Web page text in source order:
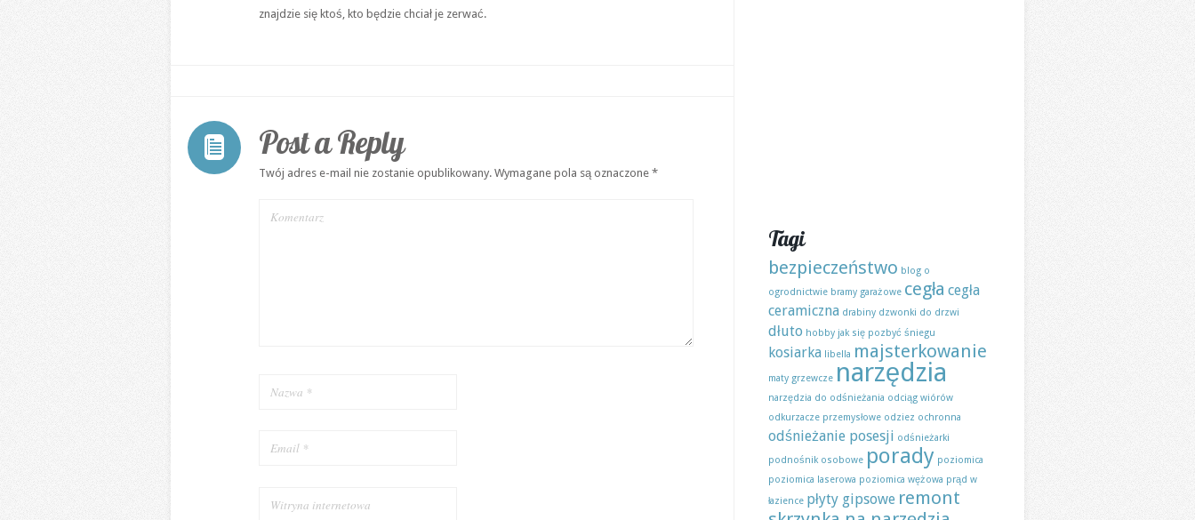
znajdzie się ktoś, kto będzie chciał je zerwać.
Post a Reply
Twój adres e-mail nie zostanie opublikowany. Wymagane pola są oznaczone *
Tagi
bezpieczeństwo blog o
ogrodnictwie bramy garażowe cegła cegła
ceramiczna drabiny dzwonki do drzwi
dłuto hobby jak się pozbyć śniegu
kosiarka libella majsterkowanie
maty grzewcze narzędzia
narzędzia do odśnieżania odciąg wiórów
odkurzacze przemysłowe odziez ochronna
odśnieżanie posesji odśnieżarki
podnośnik osobowe porady poziomica
poziomica laserowa poziomica wężowa prąd w
łazience płyty gipsowe remont